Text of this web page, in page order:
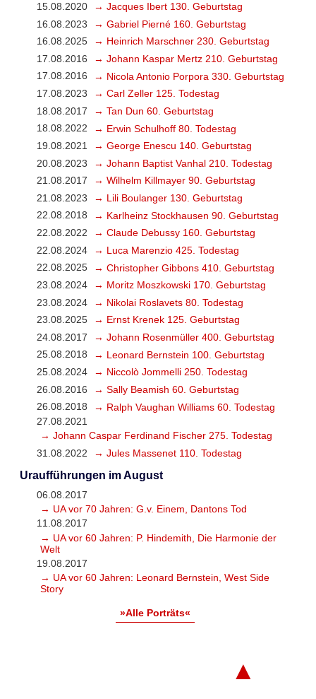
15.08.2020
→ Jacques Ibert 130. Geburtstag
16.08.2023
→ Gabriel Pierné 160. Geburtstag
16.08.2025
→ Heinrich Marschner 230. Geburtstag
17.08.2016
→ Johann Kaspar Mertz 210. Geburtstag
17.08.2016
→ Nicola Antonio Porpora 330. Geburtstag
17.08.2023
→ Carl Zeller 125. Todestag
18.08.2017
→ Tan Dun 60. Geburtstag
18.08.2022
→ Erwin Schulhoff 80. Todestag
19.08.2021
→ George Enescu 140. Geburtstag
20.08.2023
→ Johann Baptist Vanhal 210. Todestag
21.08.2017
→ Wilhelm Killmayer 90. Geburtstag
21.08.2023
→ Lili Boulanger 130. Geburtstag
22.08.2018
→ Karlheinz Stockhausen 90. Geburtstag
22.08.2022
→ Claude Debussy 160. Geburtstag
22.08.2024
→ Luca Marenzio 425. Todestag
22.08.2025
→ Christopher Gibbons 410. Geburtstag
23.08.2024
→ Moritz Moszkowski 170. Geburtstag
23.08.2024
→ Nikolai Roslavets 80. Todestag
23.08.2025
→ Ernst Krenek 125. Geburtstag
24.08.2017
→ Johann Rosenmüller 400. Geburtstag
25.08.2018
→ Leonard Bernstein 100. Geburtstag
25.08.2024
→ Niccolò Jommelli 250. Todestag
26.08.2016
→ Sally Beamish 60. Geburtstag
26.08.2018
→ Ralph Vaughan Williams 60. Todestag
27.08.2021
→ Johann Caspar Ferdinand Fischer 275. Todestag
31.08.2022
→ Jules Massenet 110. Todestag
Uraufführungen im August
06.08.2017
→ UA vor 70 Jahren: G.v. Einem, Dantons Tod
11.08.2017
→ UA vor 60 Jahren: P. Hindemith, Die Harmonie der
Welt
19.08.2017
→ UA vor 60 Jahren: Leonard Bernstein, West Side
Story
»Alle Porträts«
▲